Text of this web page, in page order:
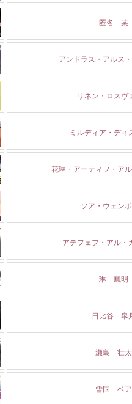
匿名 某
アンドラス・アルス
リネン・ロスヴ
ミルディア・ディ
花琳・アーティフ・ア
ソア・ウェン
アテフェフ・アル・
琳 鳳明
日比谷 皐
瀬島 壮太
雪国 ベア